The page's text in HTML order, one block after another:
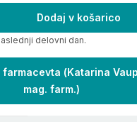
Dodaj v košarico
delovni dan.
farmacevta (Katarina
mag. farm.)